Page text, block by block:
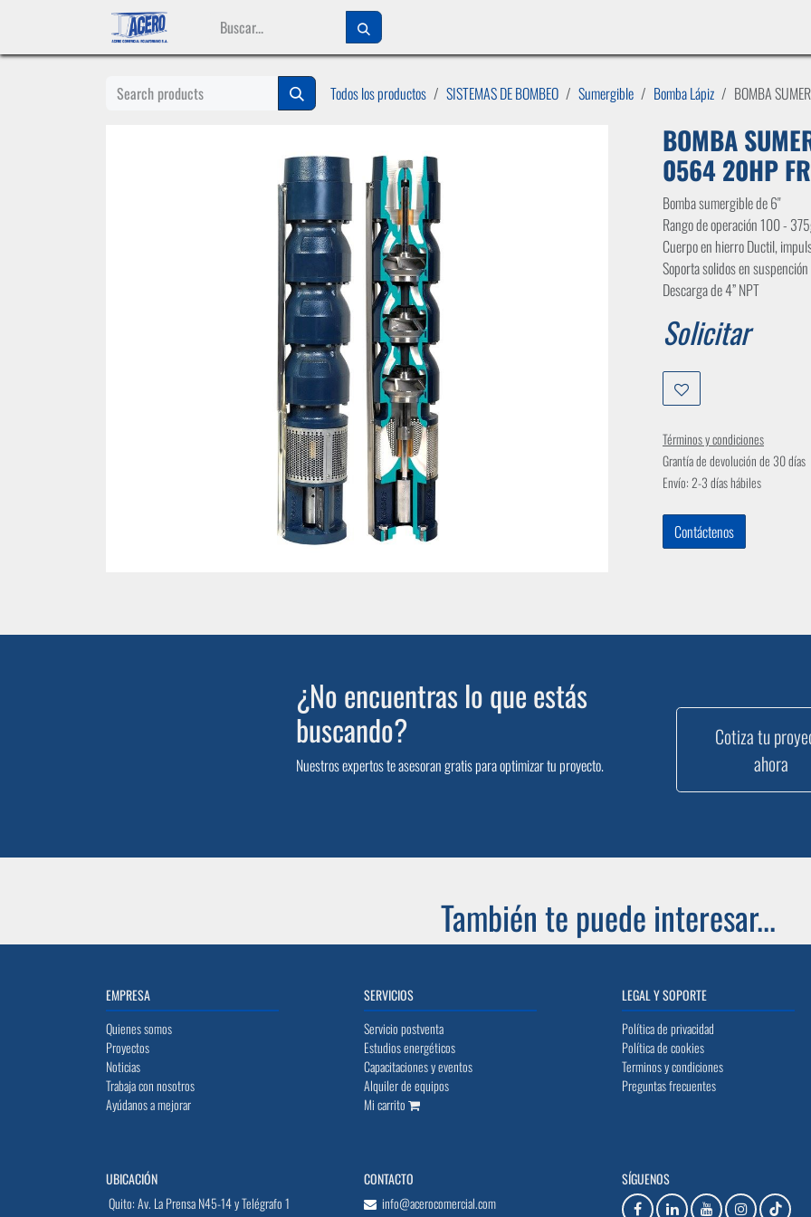
Todos los productos SISTEMAS DE BOMBEO Sumergible Bomba Lápiz BOMBA
BOMBA
0564 20HP
Bomba sumergible de 6"
Rango de operación 100 -
Cuerpo en hierro Ductil,
Soporta solidos en
Descarga de 4” NPT
Solicitar
Términos y condiciones
Grantía de devolución de 30 días
Envío: 2-3 días hábiles
Contáctenos
¿No encuentras lo que estás
buscando?
Nuestros expertos te asesoran gratis para optimizar tu proyecto.
Cotiza tu
ahora
También te puede interesar...
EMPRESA
Quienes somos
Proyectos
Noticias
Trabaja con nosotros
Ayúdanos a mejorar
SERVICIOS
Servicio postventa
Estudios energéticos
Capacitaciones y eventos
Alquiler de equipos
Mi carrito
LEGAL Y SOPORTE
Política de privacidad
Política de cookies
Terminos y condiciones
Preguntas frecuentes
UBICACIÓN
Quito: Av. La Prensa N45-14 y Telégrafo 1
CONTACTO
info@acerocomercial.com
SÍGUENOS